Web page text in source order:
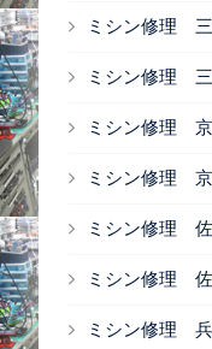
ミシン修理
ミシン修理
ミシン修理
ミシン修理
ミシン修理
ミシン修理
ミシン修理